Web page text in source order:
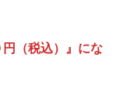
（税込）』にな